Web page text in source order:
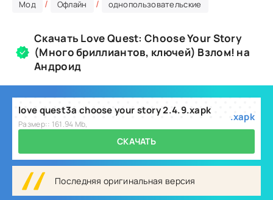
Мод / Офлайн / однопользовательские
Скачать Love Quest: Choose Your Story
(Много бриллиантов, ключей) Взлом! на
Андроид
love quest3a choose your story 2.4.9.xapk
Размер:: 161.94 Mb,
.xapk
СКАЧАТЬ
Последняя оригинальная версия